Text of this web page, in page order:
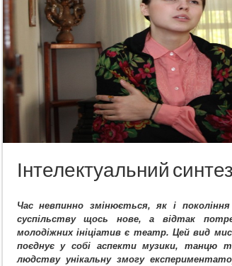
Інтелектуальний синтез
Час невпинно змінюється, як і
суспільству щось нове, а відтак
молодіжних ініціатив є театр. Цей вид
поєднує у собі аспекти музики, танцю
людству унікальну змогу